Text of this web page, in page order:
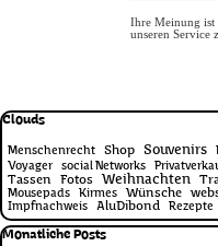
Ihre Meinung ist
unseren Service
Block überspringen Clouds
Clouds
Menschenrecht Shop Souvenirs
Voyager
social Networks
Tassen
Fotos Weihnachten
Mousepads
Kirmes Wünsche
Impfnachweis AluDibond Rezepte
Block überspringen Monatliche Posts
Monatliche Posts